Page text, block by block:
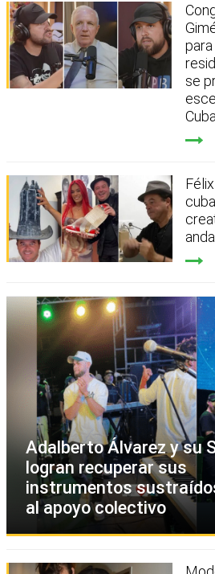
se
Cuba
Adalberto Álvarez y su
logran recuperar sus
instrumentos
al apoyo colectivo